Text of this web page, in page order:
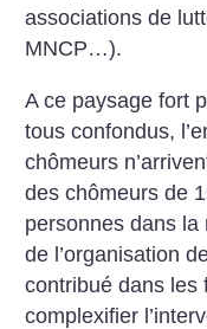
associations de
MNCP…).
A ce paysage fort
tous confondus,
chômeurs
des chômeurs de
personnes dans la
de l’organisation
contribué dans les
complexifier